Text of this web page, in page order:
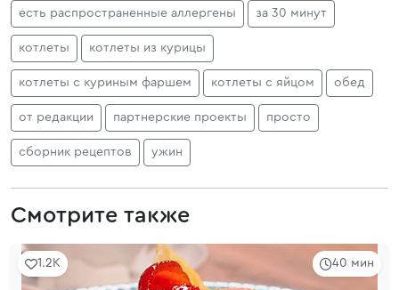
есть распространенные аллергены за 30 минут
котлеты котлеты из курицы
котлеты с куриным фаршем котлеты с яйцом обед
от редакции партнерские проекты просто
сборник рецептов ужин
Смотрите также
40 мин
1.2K